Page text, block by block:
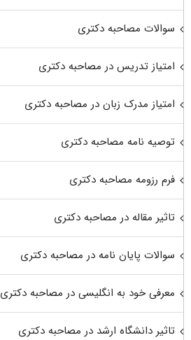
سوالات مصاحبه دکتری
امتیاز تدریس در مصاحبه دکتری
امتیاز مدرک زبان در مصاحبه دکتری
توصیه نامه مصاحبه دکتری
فرم رزومه مصاحبه دکتری
تاثیر مقاله در مصاحبه دکتری
سوالات پایان نامه در مصاحبه دکتری
معرفی خود به انگلیسی در مصاحبه دکتری
تاثیر دانشگاه ارشد در مصاحبه دکتری